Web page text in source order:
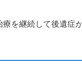
を継続して後遺症